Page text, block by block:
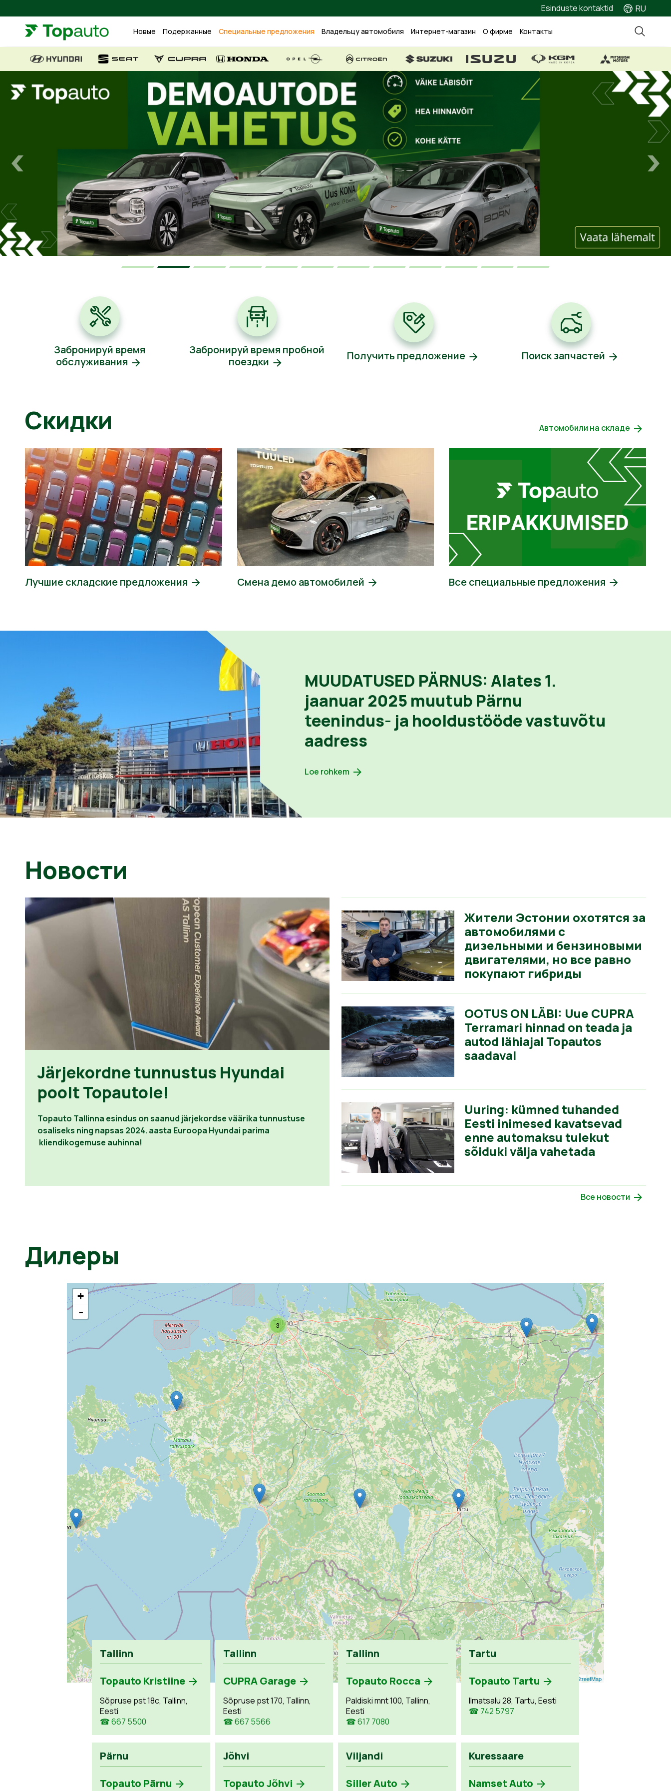
Esinduste kontaktid RU
Новые Подержанные Специальные предложения Владельцу автомобиля Интернет-магазин О фирме Контакты
Забронируй время
обслуживания
Забронируй время пробной
поездки
Получить предложение Поиск запчастей
Скидки Автомобили на складе
Лучшие складские предложения Смена демо автомобилей Все специальные предложения
MUUDATUSED PÄRNUS: Alates 1.
jaanuar 2025 muutub Pärnu
teenindus- ja hooldustööde vastuvõtu
aadress
Loe rohkem
Новости
Järjekordne tunnustus Hyundai
poolt Topautole!
Topauto Tallinna esindus on saanud järjekordse väärika tunnustuse
osaliseks ning napsas 2024. aasta Euroopa Hyundai parima
kliendikogemuse auhinna!
Жители Эстонии охотятся за
автомобилями с
дизельными и бензиновыми
двигателями, но все равно
покупают гибриды
OOTUS ON LÄBI: Uue CUPRA
Terramari hinnad on teada ja
autod lähiajal Topautos
saadaval
Uuring: kümned tuhanded
Eesti inimesed kavatsevad
enne automaksu tulekut
sõiduki välja vahetada
Все новости
Дилеры
3
+
-
Leaflet OpenStreetMap
Tallinn
Topauto Kristiine
Sõpruse pst 18c, Tallinn,
Eesti
☎ 667 5500
Tallinn
CUPRA Garage
Sõpruse pst 170, Tallinn,
Eesti
☎ 667 5566
Tallinn
Topauto Rocca
Paldiski mnt 100, Tallinn,
Eesti
☎ 617 7080
Tartu
Topauto Tartu
Ilmatsalu 28, Tartu, Eesti
☎ 742 5797
Pärnu
Topauto Pärnu
Jõhvi
Topauto Jõhvi
Viljandi
Siller Auto
Kuressaare
Namset Auto